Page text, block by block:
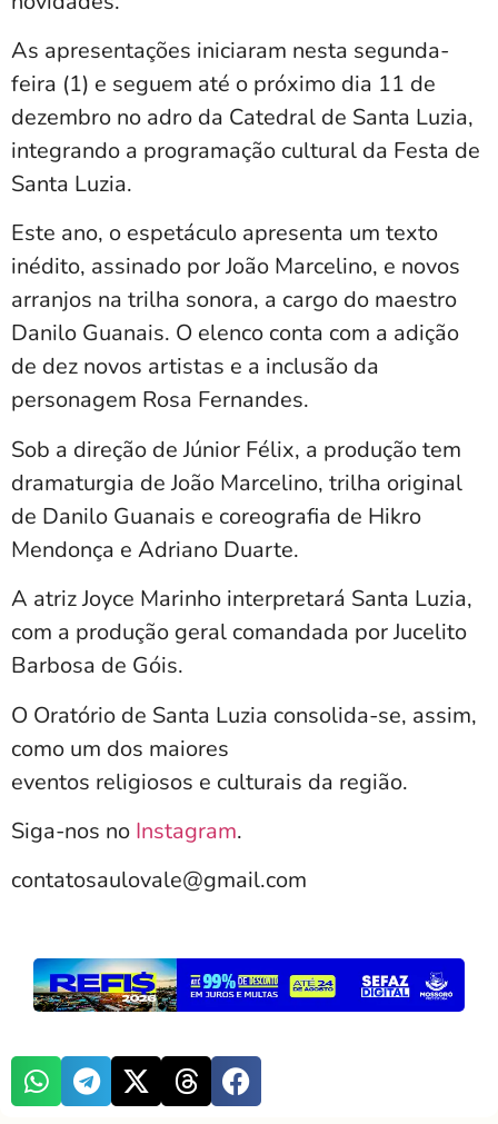
As apresentações iniciaram nesta segunda-
feira (1) e seguem até o próximo dia 11 de
dezembro no adro da Catedral de Santa Luzia,
integrando a programação cultural da Festa de
Santa Luzia.
Este ano, o espetáculo apresenta um texto
inédito, assinado por João Marcelino, e novos
arranjos na trilha sonora, a cargo do maestro
Danilo Guanais. O elenco conta com a adição
de dez novos artistas e a inclusão da
personagem Rosa Fernandes.
Sob a direção de Júnior Félix, a produção tem
dramaturgia de João Marcelino, trilha original
de Danilo Guanais e coreografia de Hikro
Mendonça e Adriano Duarte.
A atriz Joyce Marinho interpretará Santa Luzia,
com a produção geral comandada por Jucelito
Barbosa de Góis.
O Oratório de Santa Luzia consolida-se, assim,
como um dos maiores
eventos religiosos e culturais da região.
Siga-nos no Instagram.
contatosaulovale@gmail.com